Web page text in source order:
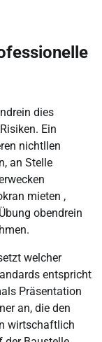
dies
Ein
nichtllen
an Stelle
mieten ,
obendrein
welcher
entspricht
Präsentation
an, die den
wirtschaftlich